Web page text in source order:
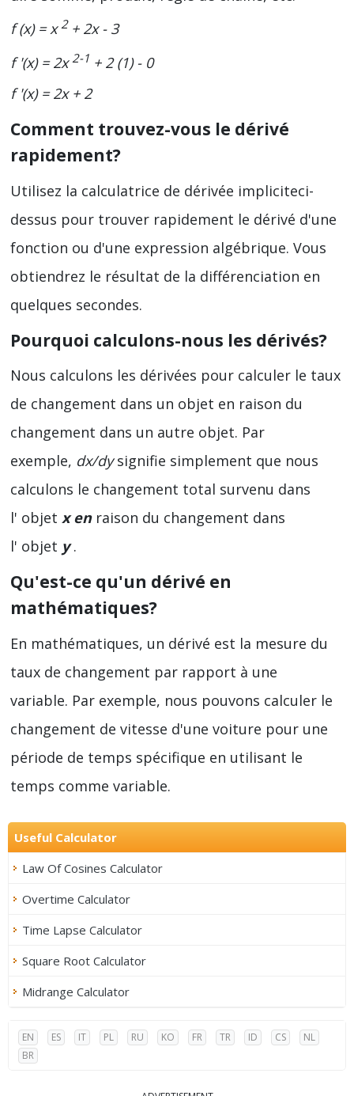
f (x) = x2 + 2x - 3
f '(x) = 2x 2-1 + 2 (1) - 0
f '(x) = 2x + 2
Comment trouvez-vous le dérivé
rapidement?
Utilisez la calculatrice de dérivée impliciteci-
dessus pour trouver rapidement le dérivé d'une
fonction ou d'une expression algébrique. Vous
obtiendrez le résultat de la différenciation en
quelques secondes.
Pourquoi calculons-nous les dérivés?
Nous calculons les dérivées pour calculer le taux
de changement dans un objet en raison du
changement dans un autre objet. Par
exemple, dx/dysignifie simplement que nous
calculons le changement total survenu dans
l' objet x en raison du changement dans
l' objet y.
Qu'est-ce qu'un dérivé en
mathématiques?
En mathématiques, un dérivé est la mesure du
taux de changement par rapport à une
variable. Par exemple, nous pouvons calculer le
changement de vitesse d'une voiture pour une
période de temps spécifique en utilisant le
temps comme variable.
Useful Calculator
Law Of Cosines Calculator
Overtime Calculator
Time Lapse Calculator
Square Root Calculator
Midrange Calculator
EN ES IT PL RU KO FR TR ID CS
NL
BR